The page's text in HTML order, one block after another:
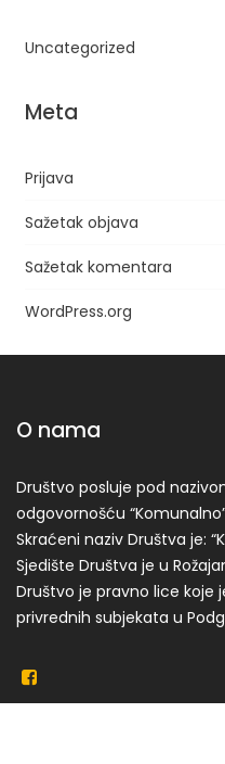
Uncategorized
Meta
Prijava
Sažetak objava
Sažetak komentara
WordPress.org
O nama
Društvo posluje pod
odgovornošću
Skraćeni naziv Društva je:
Sjedište Društva je u
Društvo je pravno lice koje
privrednih subjekata u